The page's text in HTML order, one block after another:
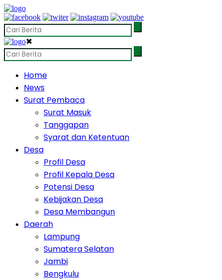
✖
Home
News
Surat Pembaca
Surat Masuk
Tanggapan
Syarat dan Ketentuan
Desa
Profil Desa
Profil Kepala Desa
Potensi Desa
Kebijakan Desa
Desa Membangun
Daerah
Lampung
Sumatera Selatan
Jambi
Bengkulu